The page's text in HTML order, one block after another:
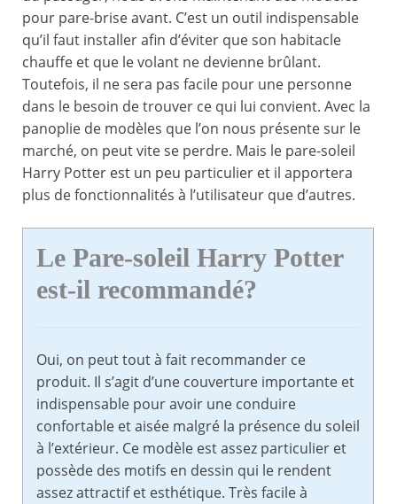
pour pare-brise avant. C’est un outil indispensable
qu’il faut installer afin d’éviter que son habitacle
chauffe et que le volant ne devienne brûlant.
Toutefois, il ne sera pas facile pour une personne
dans le besoin de trouver ce qui lui convient. Avec la
panoplie de modèles que l’on nous présente sur le
marché, on peut vite se perdre. Mais le pare-soleil
Harry Potter est un peu particulier et il apportera
plus de fonctionnalités à l’utilisateur que d’autres.
Le Pare-soleil Harry Potter
est-il recommandé?
Oui, on peut tout à fait recommander ce
produit. Il s’agit d’une couverture importante et
indispensable pour avoir une conduire
confortable et aisée malgré la présence du soleil
à l’extérieur. Ce modèle est assez particulier et
possède des motifs en dessin qui le rendent
assez attractif et esthétique. Très facile à